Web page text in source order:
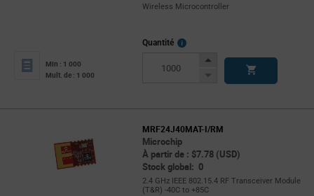
Wireless Microcontroller
Min : 1 000
Mult. de : 1 000
Quantité
More
Increase
Decrease
MRF24J40MAT-I/RM
Microchip
À partir de : $7.78 (USD)
Stock global: 0
2.4 GHz IEEE 802.15.4 RF Transceiver Module
(T&R) -40C to +85C